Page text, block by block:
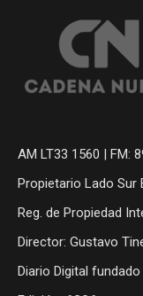
AM LT33 1560 | FM:
Propietario Lado Sur
Reg. de Propiedad
Director: Gustavo
Diario Digital